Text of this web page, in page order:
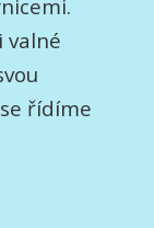
valné
řídíme